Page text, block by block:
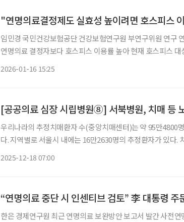
"연명의료결정제도 실효성 높이려면 호스피스
임민경 국민건강보험공단 건강보험연구원 부연구위원 연구
연명의료 결정자보다 호스피스 이용률 높아 현재 호스피스 대
2026-01-16 15:25
[공공의료 심장 시립병원⑧] 서북병원, 치매 등
우리나라의 추정치매환자 수(중앙치매센터)는 약 95만4800
다. 지역별로 서울시 내에는 16만2630명의 추정환자가 있다.
2025-12-18 07:00
“연명의료 중단 시 인센티브 검토” 李 대통령 주
한은 경제연구원 최근 연명의료 보완방안 보고서 발간 사전